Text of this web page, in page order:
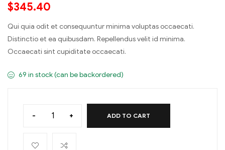
ratings
$345.40
Qui quia odit et consequuntur minima voluptas occaecati.
Distinctio et ea quibusdam. Repellendus velit id minima.
Occaecati sint cupiditate occaecati.
69 in stock (can be backordered)
- + ADD TO CART